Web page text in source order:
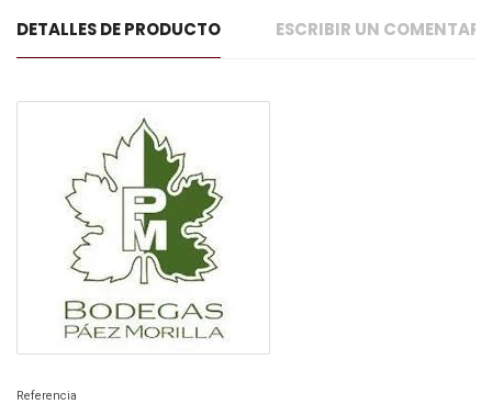
DETALLES DE PRODUCTO ESCRIBIR UN
Referencia